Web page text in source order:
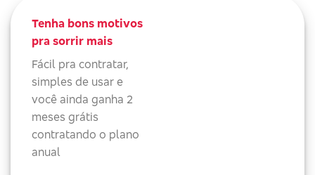
Tenha bons motivos
pra sorrir mais
Fácil pra contratar,
simples de usar e
você ainda ganha 2
meses grátis
contratando o plano
anual